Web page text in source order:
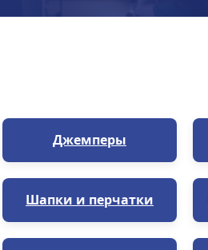
Джемперы
Шапки и перчатки